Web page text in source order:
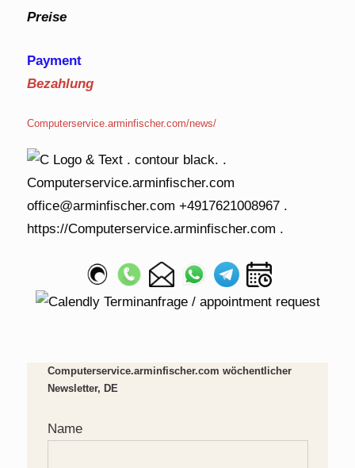
Preise
Payment
Bezahlung
Computerservice.arminfischer.com/news/
Computerservice.arminfischer.com wöchentlicher
Newsletter, DE
Name